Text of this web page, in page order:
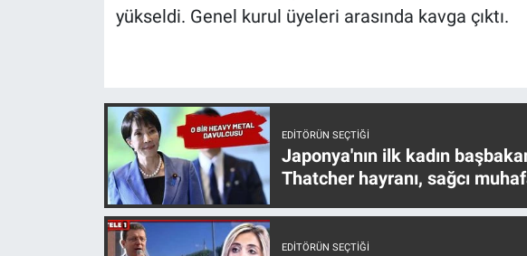
yükseldi. Genel kurul üyeleri arasında kavga çıktı.
EDITÖRÜN SEÇTIĞI
Japonya'nın ilk kadın
Thatcher hayranı, sağcı
EDITÖRÜN SEÇTIĞI
Kültür Sanat
Programlar